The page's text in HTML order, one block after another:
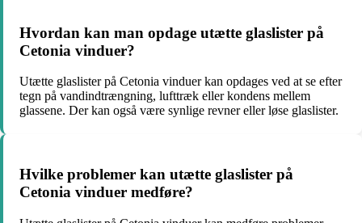
Hvordan kan man opdage utætte glaslister på
Cetonia vinduer?
Utætte glaslister på Cetonia vinduer kan opdages ved at se efter
tegn på vandindtrængning, lufttræk eller kondens mellem
glassene. Der kan også være synlige revner eller løse glaslister.
Hvilke problemer kan utætte glaslister på
Cetonia vinduer medføre?